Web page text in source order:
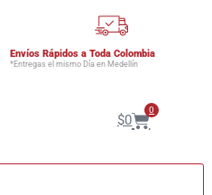
Envíos Rápidos a Toda Colombia
*Entregas el mismo Día en Medellín
$0
0